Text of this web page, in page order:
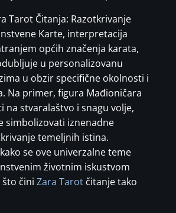
Tarot Čitanja: Razotkrivanje
Karte, interpretacija
općih značenja karata,
u personalizovanu
u obzir specifične okolnosti i
Na primer, figura Mađioničara
na stvaralaštvo i snagu volje,
simbolizovati iznenadne
temeljnih istina.
se ove univerzalne teme
životnim iskustvom
čini Zara Tarotčitanje tako